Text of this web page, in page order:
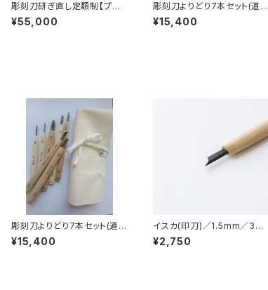
彫刻刀研ぎ直し定額制【プロ
プラン】
¥55,000
彫刻刀よりどり7本セット(道具
袋付)
¥15,400
彫刻刀よりどり7本セット(道具
袋付)
¥15,400
イスカ(印刀)／1.5mm／3m
m／4.5mm／6mm／7.5m
m／9mm／10.5mm／12m
¥2,750